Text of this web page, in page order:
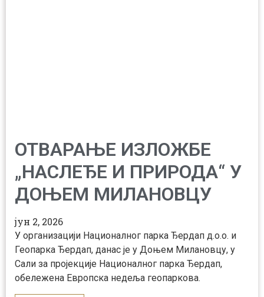
ОТВАРАЊЕ ИЗЛОЖБЕ
„НАСЛЕЂЕ И ПРИРОДА“ У
ДОЊЕМ МИЛАНОВЦУ
јун 2, 2026
У организацији Националног парка Ђердап д.о.о. и
Геопарка Ђердап, данас је у Доњем Милановцу, у
Сали за пројекције Националног парка Ђердап,
обележена Европска недеља геопаркова.